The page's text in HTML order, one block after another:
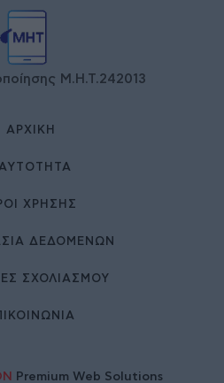
Μ.Η.Τ.242013
ΑΡΧΙΚΉ
ΧΡΉΣΗΣ
ΔΕΔΟΜΕΝΩΝ
ΣΧΟΛΙΑΣΜΟΥ
Premium Web Solutions